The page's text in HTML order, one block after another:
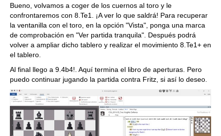
Bueno, volvamos a coger de los cuernos al toro y le
confrontaremos con 8.Te1. ¡A ver lo que saldrá! Para recuperar
la ventanilla con el toro, en la opción "Vista", ponga una marca
de comprobación en "Ver partida tranquila". Después podrá
volver a ampliar dicho tablero y realizar el movimiento 8.Te1+ en
el tablero.
Al final llego a 9.4b4!. Aquí termina el libro de aperturas. Pero
puedo continuar jugando la partida contra Fritz, si así lo deseo.